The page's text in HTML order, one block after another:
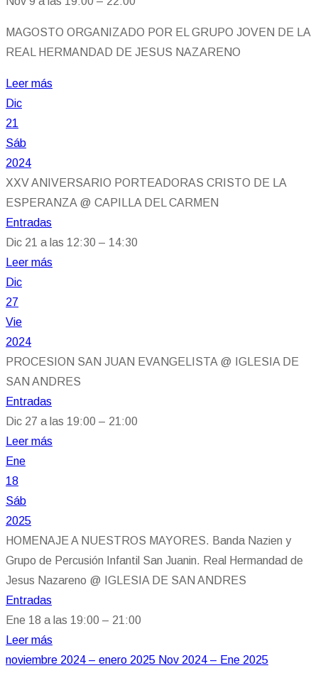
MAGOSTO ORGANIZADO POR EL GRUPO JOVEN DE LA
REAL HERMANDAD DE JESUS NAZARENO
Leer más
Dic
21
Sáb
2024
XXV ANIVERSARIO PORTEADORAS CRISTO DE LA
ESPERANZA @ CAPILLA DEL CARMEN
Entradas
Dic 21 a las 12:30 – 14:30
Leer más
Dic
27
Vie
2024
PROCESION SAN JUAN EVANGELISTA @ IGLESIA DE
SAN ANDRES
Entradas
Dic 27 a las 19:00 – 21:00
Leer más
Ene
18
Sáb
2025
HOMENAJE A NUESTROS MAYORES. Banda Nazien y
Grupo de Percusión Infantil San Juanin. Real Hermandad de
Jesus Nazareno @ IGLESIA DE SAN ANDRES
Entradas
Ene 18 a las 19:00 – 21:00
Leer más
noviembre 2024 – enero 2025 Nov 2024 – Ene 2025